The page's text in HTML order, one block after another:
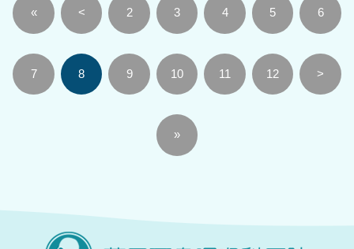
« < 2 3 4 5 6
7 8 9 10 11 12 >
»